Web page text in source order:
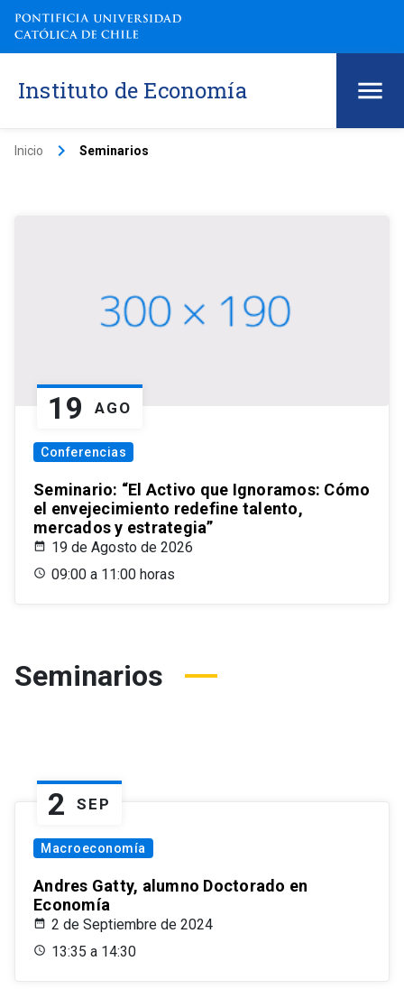
Instituto de Economía
Inicio keyboard_arrow_right Seminarios
19 AGO
Conferencias
Seminario: “El Activo que Ignoramos: Cómo
el envejecimiento redefine talento,
mercados y estrategia”
19 de Agosto de 2026
09:00 a 11:00 horas
Seminarios
2 SEP
Macroeconomía
Andres Gatty, alumno Doctorado en
Economía
2 de Septiembre de 2024
13:35 a 14:30